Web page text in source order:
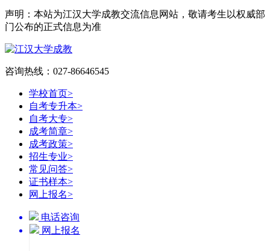
声明：本站为江汉大学成教交流信息网站，敬请考生以权威部
门公布的正式信息为准
咨询热线：027-86646545
学校首页>
自考专升本>
自考大专>
成考简章>
成考政策>
招生专业>
常见问答>
证书样本>
网上报名>
电话咨询
网上报名